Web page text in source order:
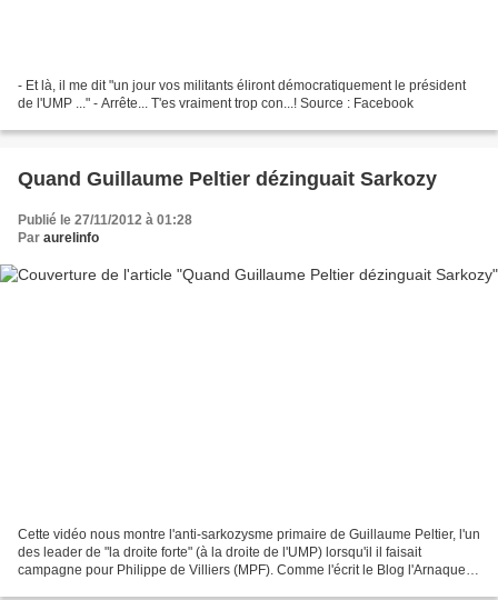
- Et là, il me dit "un jour vos militants éliront démocratiquement le président
de l'UMP ..." - Arrête... T'es vraiment trop con...! Source : Facebook
Quand Guillaume Peltier dézinguait Sarkozy
Publié le 27/11/2012 à 01:28
Par aurelinfo
Cette vidéo nous montre l'anti-sarkozysme primaire de Guillaume Peltier, l'un
des leader de "la droite forte" (à la droite de l'UMP) lorsqu'il il faisait
campagne pour Philippe de Villiers (MPF). Comme l'écrit le Blog l'Arnaque